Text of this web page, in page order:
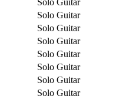
Solo Guitar
Solo Guitar
Solo Guitar
Solo Guitar
Solo Guitar
Solo Guitar
Solo Guitar
Solo Guitar